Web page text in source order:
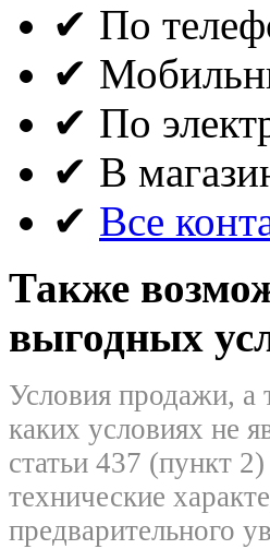
✔ По
✔
✔ По
✔ В
✔ Все
Также
выгодных
Условия продажи, а
каких условиях не
статьи 437 (пункт
технические
предварительного